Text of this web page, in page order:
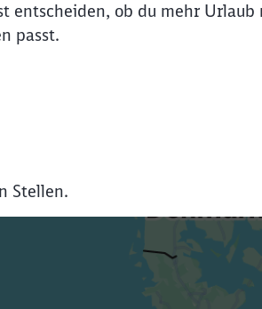
entscheiden, ob du mehr
passt.
Stellen.